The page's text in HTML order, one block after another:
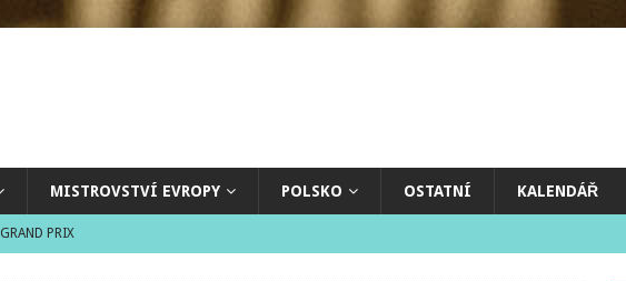
MISTROVSTVÍ EVROPY POLSKO OSTATNÍ KALENDÁŘ
GRAND PRIX